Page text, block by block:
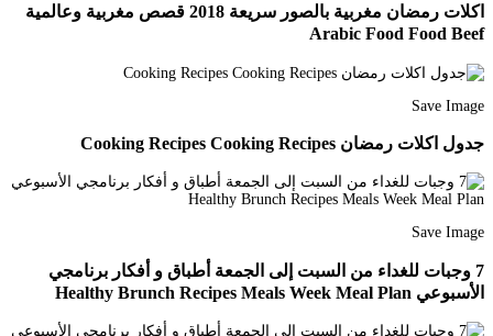
اكلات رمضان مغربية بالصور سريعة 2018 قصص مغربية وعالمية
Arabic Food Food Beef
Save Image
جدول اكلات رمضان Cooking Recipes Cooking Recipes
Save Image
7 وجبات للغداء من السبت إلى الجمعة أطباق و أفكار برنامجي
الأسبوعي Healthy Brunch Recipes Meals Week Meal Plan